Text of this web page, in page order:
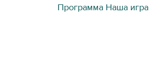
Программа Наша игра